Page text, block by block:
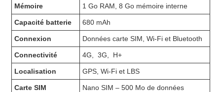
Mémoire 1 Go RAM, 8 Go mémoire interne
Capacité batterie 680 mAh
Connexion Données carte SIM, Wi-Fi et Bluetooth
Connectivité 4G, 3G, H+
Localisation GPS, Wi-Fi et LBS
Carte SIM Nano SIM – 500 Mo de données